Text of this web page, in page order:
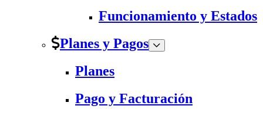
Funcionamiento y Estados
Planes y Pagos
Planes
Pago y Facturación